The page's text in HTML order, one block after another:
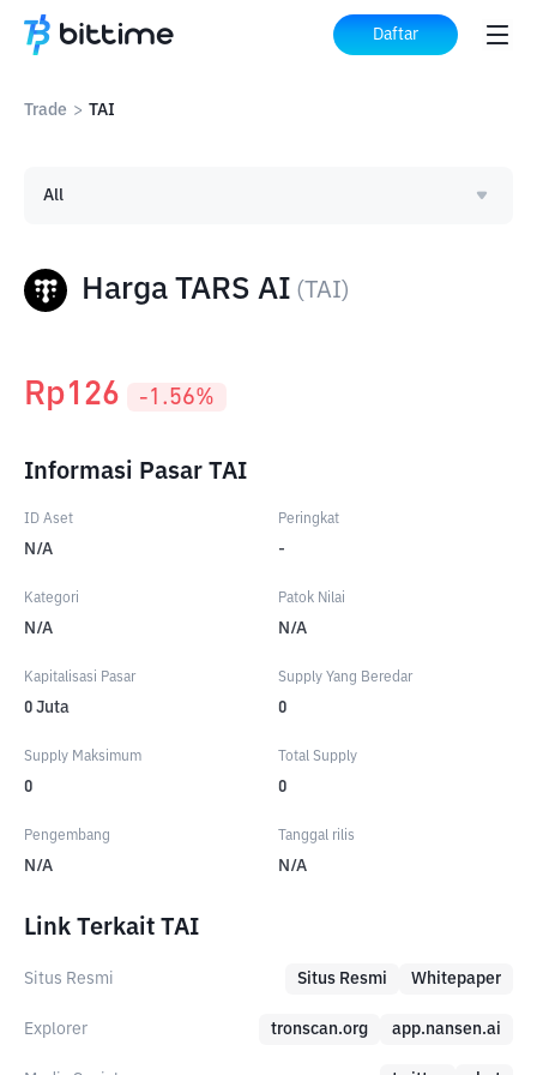
Daftar
Trade > TAI
Harga TARS AI (TAI)
All
Rp126 -1.56%
Informasi Pasar TAI
ID Aset
N/A
Peringkat
-
Kategori
N/A
Patok Nilai
N/A
Kapitalisasi Pasar
0 Juta
Supply Yang Beredar
0
Supply Maksimum
0
Total Supply
0
Pengembang
N/A
Tanggal rilis
N/A
Link Terkait TAI
Situs Resmi Situs Resmi Whitepaper
Explorer tronscan.org app.nansen.ai